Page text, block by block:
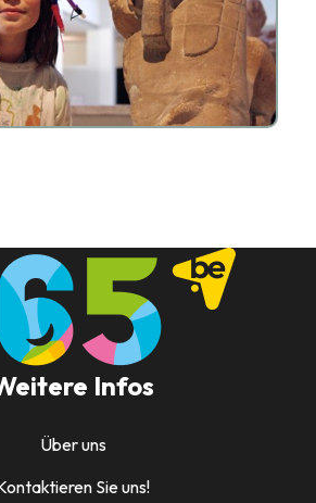
Infos
Über uns
Sie uns!